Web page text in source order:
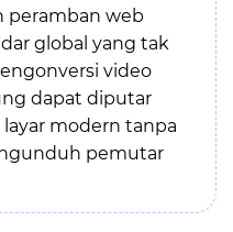
peramban web
global yang tak
video
dapat diputar
modern tanpa
pemutar